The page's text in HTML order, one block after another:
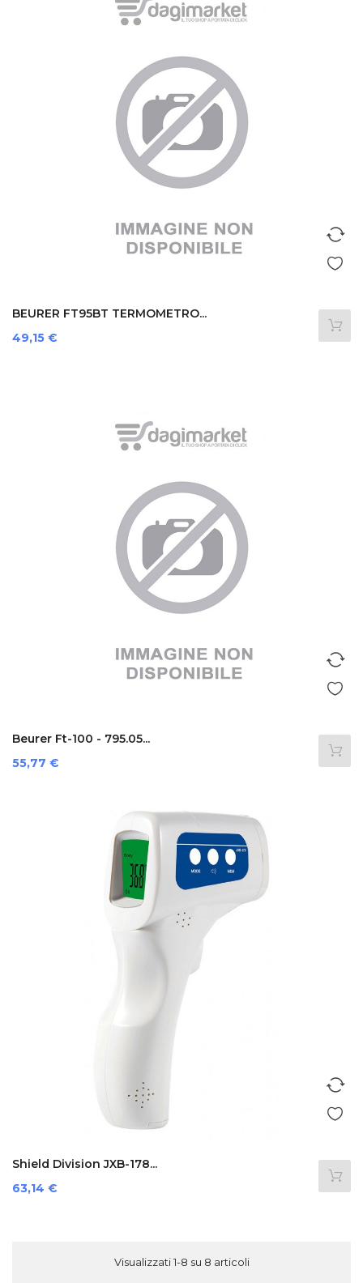
BEURER FT95BT TERMOMETRO...
Prezzo
49,15 €
Beurer Ft-100 - 795.05...
Prezzo
55,77 €
Shield Division JXB-178...
Prezzo
63,14 €
Visualizzati 1-8 su 8 articoli